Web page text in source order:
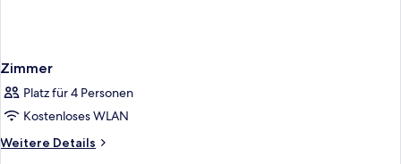
Zimmer
Platz für 4 Personen
Kostenloses WLAN
Weitere Details
Weitere